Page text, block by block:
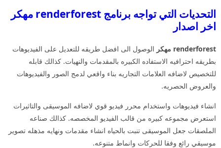
التحديات التي تواجه برنامج renderforest مهكر
اخر اصدار
renderforest مهكر
الوصول الى افضل طريقه للتعديل على الفيديوهات
بطريقه احترافيه الاستفاده الكبيره بالمقدمات والنهيات. كذالك قابله
للتخصيص لاضافه العلامات التجاريه بناء واقعي لدمج الصور والفيديوهات
والعروض الحصريه.
انشاء فيديوهات واستخدام محرر فيديو قوي لاضافه الموسيقى والتاثيرات
استعرض مجموعه كبيره من قالب الفيديو المخصصه. كذالك صناعه
الملصقات جعل الموسيقى تنبت بالحياه انشاء مقدمات ونهايه مذهله تصوير
موسيقي رائع وفقا للحركات وانماط متنوعه.